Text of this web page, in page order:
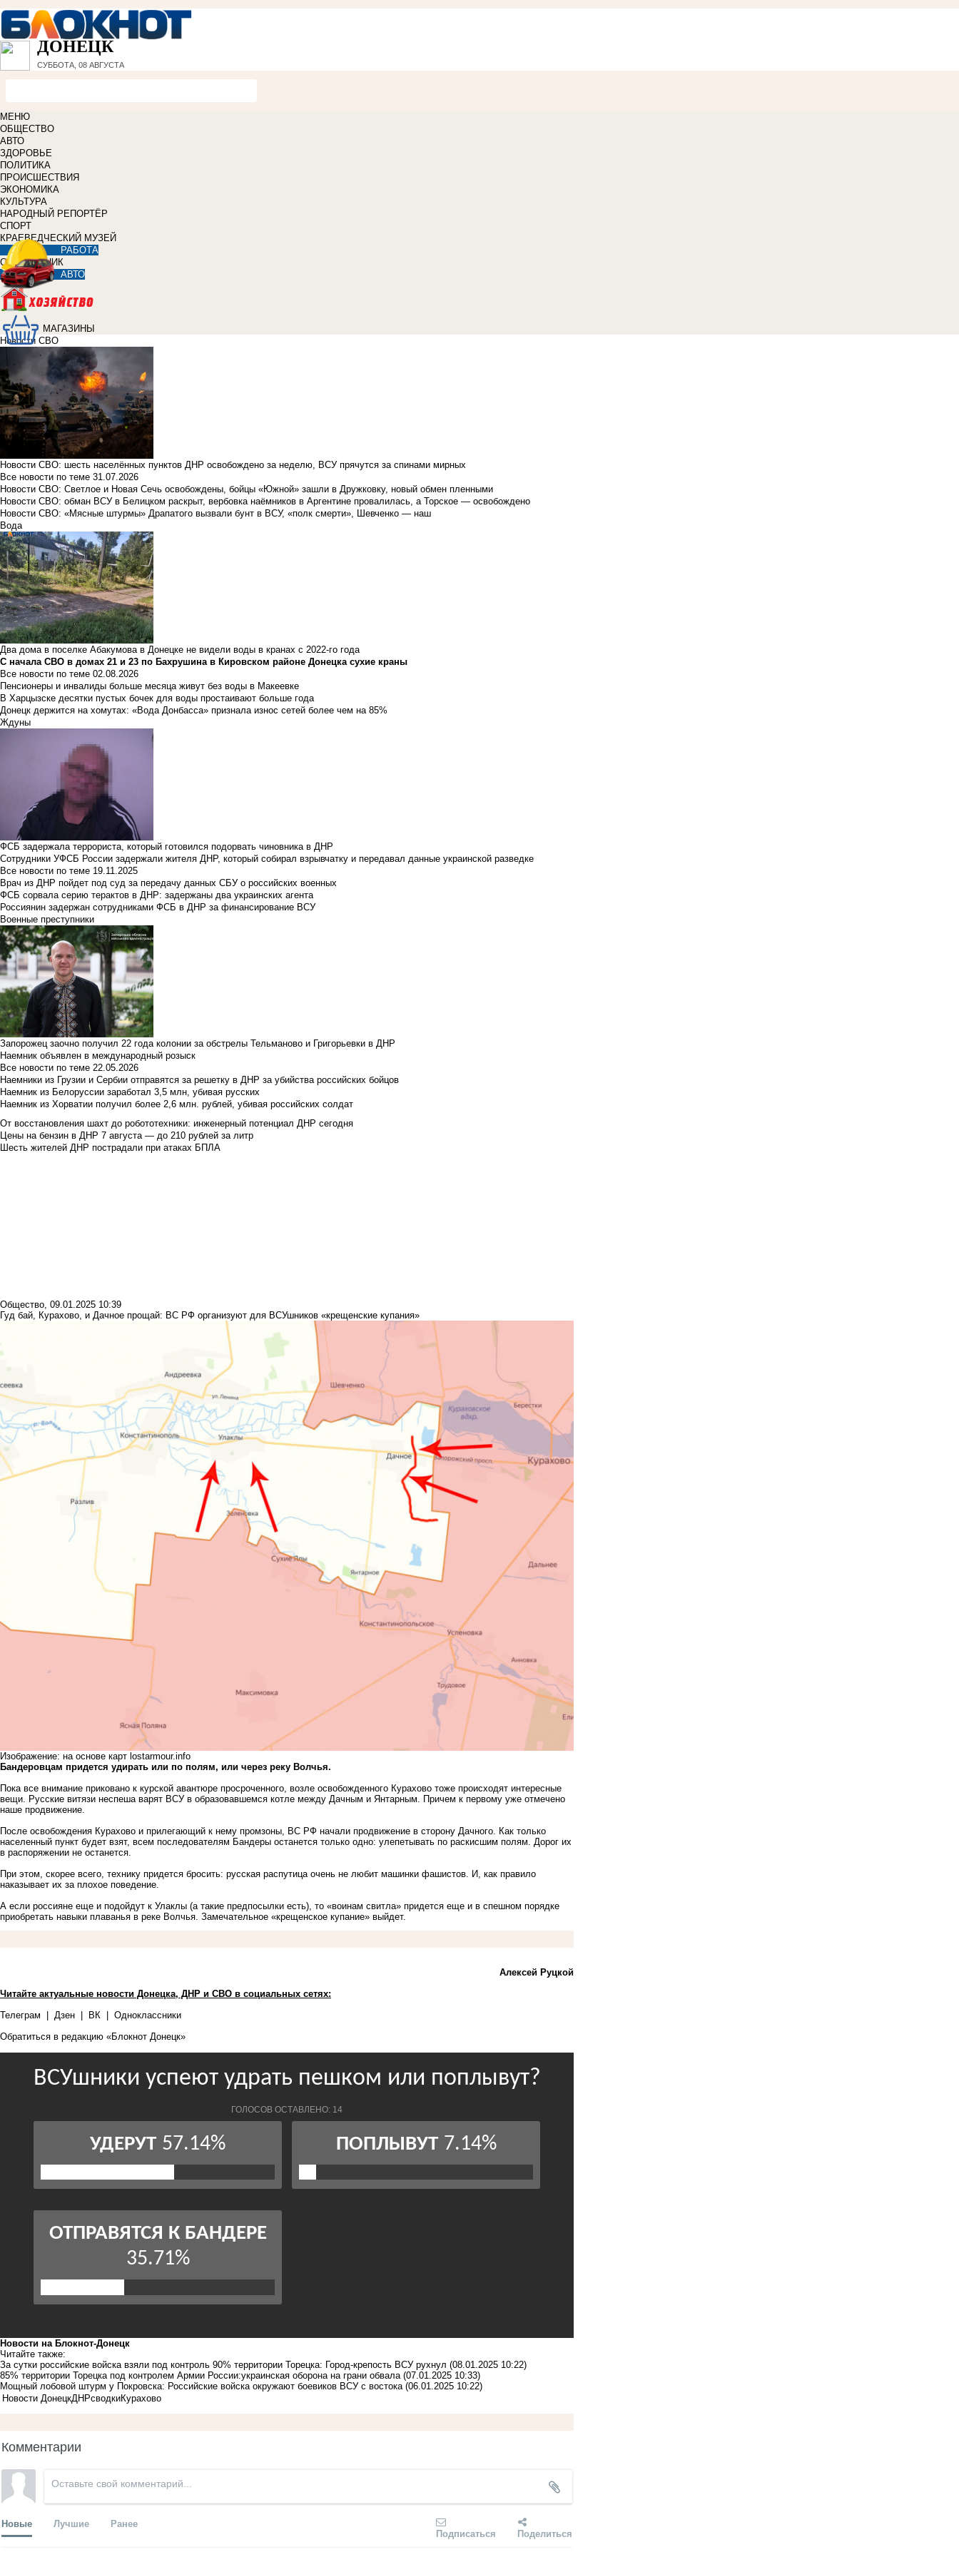
ДОНЕЦК
СУББОТА, 08 АВГУСТА
МЕНЮ
ОБЩЕСТВО
АВТО
ЗДОРОВЬЕ
ПОЛИТИКА
ПРОИСШЕСТВИЯ
ЭКОНОМИКА
КУЛЬТУРА
НАРОДНЫЙ РЕПОРТЁР
СПОРТ
КРАЕВЕДЧЕСКИЙ МУЗЕЙ
РАБОТА
СПРАВОЧНИК
АВТО
МАГАЗИНЫ
Новости СВО
Новости СВО: шесть населённых пунктов ДНР освобождено за неделю, ВСУ прячутся за спинами мирных
Все новости по теме 31.07.2026
Новости СВО: Светлое и Новая Сечь освобождены, бойцы «Южной» зашли в Дружковку, новый обмен пленными
Новости СВО: обман ВСУ в Белицком раскрыт, вербовка наёмников в Аргентине провалилась, а Торское — освобождено
Новости СВО: «Мясные штурмы» Драпатого вызвали бунт в ВСУ, «полк смерти», Шевченко — наш
Вода
Два дома в поселке Абакумова в Донецке не видели воды в кранах с 2022-го года
С начала СВО в домах 21 и 23 по Бахрушина в Кировском районе Донецка сухие краны
Все новости по теме 02.08.2026
Пенсионеры и инвалиды больше месяца живут без воды в Макеевке
В Харцызске десятки пустых бочек для воды простаивают больше года
Донецк держится на хомутах: «Вода Донбасса» признала износ сетей более чем на 85%
Ждуны
ФСБ задержала террориста, который готовился подорвать чиновника в ДНР
Сотрудники УФСБ России задержали жителя ДНР, который собирал взрывчатку и передавал данные украинской разведке
Все новости по теме 19.11.2025
Врач из ДНР пойдет под суд за передачу данных СБУ о российских военных
ФСБ сорвала серию терактов в ДНР: задержаны два украинских агента
Россиянин задержан сотрудниками ФСБ в ДНР за финансирование ВСУ
Военные преступники
Запорожец заочно получил 22 года колонии за обстрелы Тельманово и Григорьевки в ДНР
Наемник объявлен в международный розыск
Все новости по теме 22.05.2026
Наемники из Грузии и Сербии отправятся за решетку в ДНР за убийства российских бойцов
Наемник из Белоруссии заработал 3,5 млн, убивая русских
Наемник из Хорватии получил более 2,6 млн. рублей, убивая российских солдат
От восстановления шахт до робототехники: инженерный потенциал ДНР сегодня
Цены на бензин в ДНР 7 августа — до 210 рублей за литр
Шесть жителей ДНР пострадали при атаках БПЛА
Общество 09.01.2025 10:39
Гуд бай, Курахово, и Дачное прощай: ВС РФ организуют для ВСУшников «крещенские купания»
Изображение: на основе карт lostarmour.info
Бандеровцам придется удирать или по полям, или через реку Волчья.
Пока все внимание приковано к курской авантюре просроченного, возле освобожденного Курахово тоже происходят интересные
вещи. Русские витязи неспеша варят ВСУ в образовавшемся котле между Дачным и Янтарным. Причем к первому уже отмечено
наше продвижение.
После освобождения Курахово и прилегающий к нему промзоны, ВС РФ начали продвижение в сторону Дачного. Как только
населенный пункт будет взят, всем последователям Бандеры останется только одно: улепетывать по раскисшим полям. Дорог их
в распоряжении не останется.
При этом, скорее всего, технику придется бросить: русская распутица очень не любит машинки фашистов. И, как правило
наказывает их за плохое поведение.
А если россияне еще и подойдут к Улаклы (а такие предпосылки есть), то «воинам свитла» придется еще и в спешном порядке
приобретать навыки плаванья в реке Волчья. Замечательное «крещенское купание» выйдет.
Алексей Руцкой
Читайте актуальные новости Донецка, ДНР и СВО в социальных сетях:
Телеграм
Дзен ВК
Одноклассники
Обратиться в редакцию «Блокнот Донецк»
Новости на Блoкнoт-Донецк
Читайте также:
За сутки российские войска взяли под контроль 90% территории Торецка: Город-крепость ВСУ рухнул (08.01.2025 10:22)
85% территории Торецка под контролем Армии России:украинская оборона на грани обвала (07.01.2025 10:33)
Мощный лобовой штурм у Покровска: Российские войска окружают боевиков ВСУ с востока (06.01.2025 10:22)
Новости ДонецкДНРсводкиКурахово
Комментарии
Новые Лучшие Ранее
Подписаться Поделиться